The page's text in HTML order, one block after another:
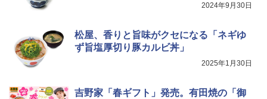
2024年9月30日
松屋、香りと旨味がクセになる「ネギゆ
ず旨塩厚切り豚カルビ丼」
2025年1月30日
吉野家「春ギフト」発売。有田焼の「御